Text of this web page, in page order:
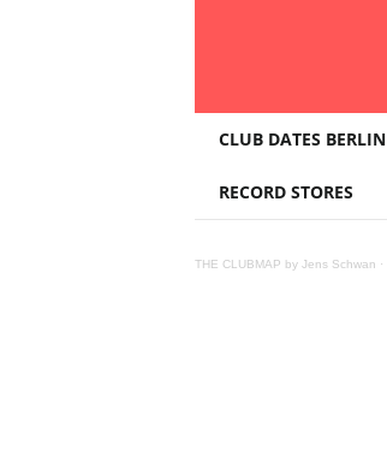
L
B
CLUB DATES BERLIN
RECORD STORES
THE CLUBMAP by Jens Schwan ·